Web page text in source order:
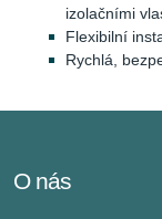
izolačními
Flexibilní
Rychlá,
O nás